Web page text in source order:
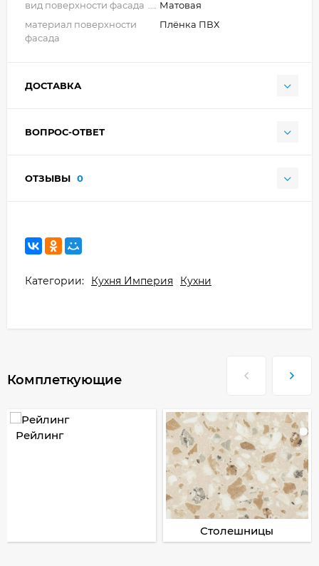
вид поверхности фасада
Матовая
материал поверхности
фасада
Плёнка ПВХ
ДОСТАВКА
ВОПРОС-ОТВЕТ
ОТЗЫВЫ 0
Категории: Кухня Империя Кухни
Комплеткующие
Рейлинг
Столешницы